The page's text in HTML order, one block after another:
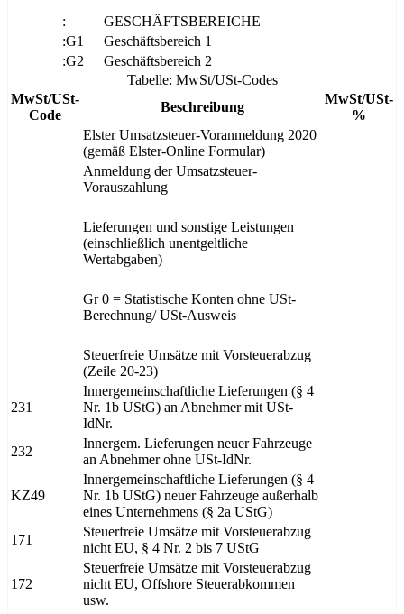
:
GESCHÄFTSBEREICHE
:G1
Geschäftsbereich 1
:G2
Geschäftsbereich 2
Tabelle: MwSt/USt-Codes
MwSt/USt-
Code
Beschreibung
MwSt/USt-
%
Elster Umsatzsteuer-Voranmeldung 2020
(gemäß Elster-Online Formular)
Anmeldung der Umsatzsteuer-
Vorauszahlung
Lieferungen und sonstige Leistungen
(einschließlich unentgeltliche
Wertabgaben)
Gr 0 = Statistische Konten ohne USt-
Berechnung/ USt-Ausweis
Steuerfreie Umsätze mit Vorsteuerabzug
(Zeile 20-23)
231
Innergemeinschaftliche Lieferungen (§ 4
Nr. 1b UStG) an Abnehmer mit USt-
IdNr.
232
Innergem. Lieferungen neuer Fahrzeuge
an Abnehmer ohne USt-IdNr.
KZ49
Innergemeinschaftliche Lieferungen (§ 4
Nr. 1b UStG) neuer Fahrzeuge außerhalb
eines Unternehmens (§ 2a UStG)
171
Steuerfreie Umsätze mit Vorsteuerabzug
nicht EU, § 4 Nr. 2 bis 7 UStG
172
Steuerfreie Umsätze mit Vorsteuerabzug
nicht EU, Offshore Steuerabkommen
usw.